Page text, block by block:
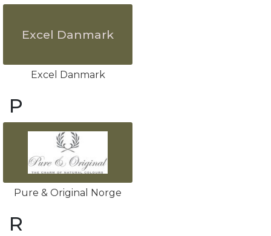
Excel Danmark
Excel Danmark
P
Pure & Original Norge
R